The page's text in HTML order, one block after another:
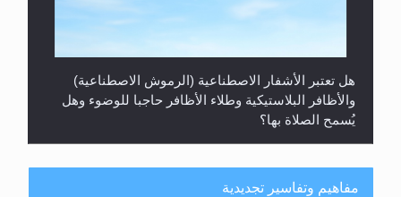
هل تعتبر الأشفار الاصطناعية (الرموش الاصطناعية)
والأظافر البلاستيكية وطلاء الأظافر حاجبا للوضوء وهل
يُسمح الصلاة بها؟
مفاهيم وتفاسير تجديدية